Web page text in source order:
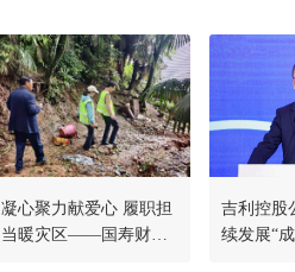
凝心聚力献爱心 履职担
当暖灾区——国寿财险
吉利控股
续发展“